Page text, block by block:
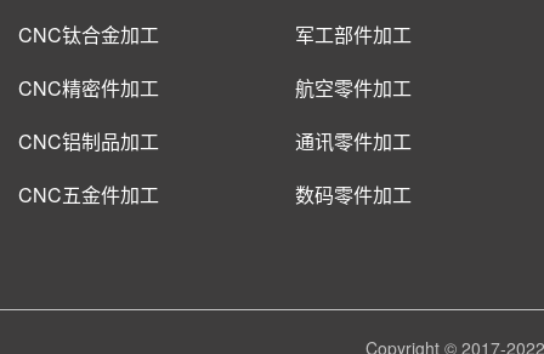
CNC钛合金加工
CNC精密件加工
CNC铝制品加工
CNC五金件加工
军工部件加工
航空零件加工
通讯零件加工
数码零件加工
Copyright © 2017-2022